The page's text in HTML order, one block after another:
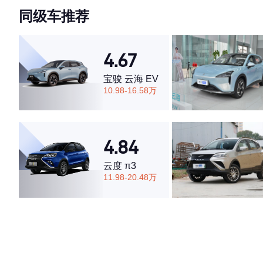
·空间表现较为优秀，优于83%同级车
同级车推荐
4.67
宝骏 云海 EV
10.98-16.58万
4.84
云度 π3
11.98-20.48万